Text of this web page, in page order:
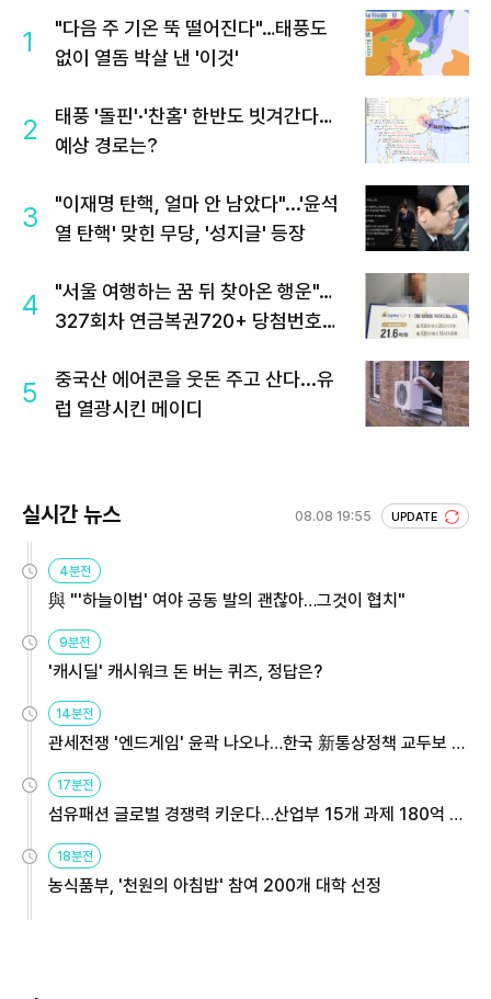
1
"다음 주 기온 뚝 떨어진다"…태풍도
없이 열돔 박살 낸 '이것'
2
태풍 '돌핀'·'찬홈' 한반도 빗겨간다…
예상 경로는?
3
"이재명 탄핵, 얼마 안 남았다"...'윤석
열 탄핵' 맞힌 무당, '성지글' 등장
4
"서울 여행하는 꿈 뒤 찾아온 행운"…
327회차 연금복권720+ 당첨번호조
5
중국산 에어콘을 웃돈 주고 산다...유
럽 열광시킨 메이디
실시간 뉴스 08.08 19:55 UPDATE
4분전
與 "'하늘이법' 여야 공동 발의 괜찮아…그것이 협치"
9분전
'캐시딜' 캐시워크 돈 버는 퀴즈, 정답은?
14분전
관세전쟁 '엔드게임' 윤곽 나오나…한국 新통상정책 교두보 활
17분전
섬유패션 글로벌 경쟁력 키운다…산업부 15개 과제 180억 지
18분전
농식품부, '천원의 아침밥' 참여 200개 대학 선정